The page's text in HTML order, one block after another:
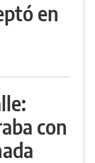
en
con